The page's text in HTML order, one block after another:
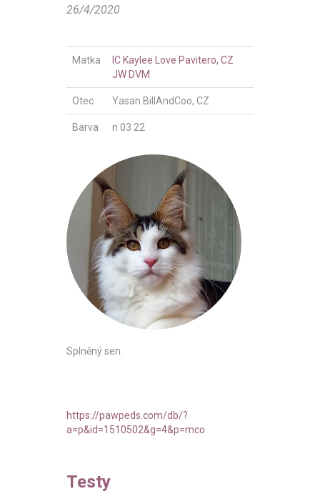
26/4/2020
Matka
IC Kaylee Love Pavitero, CZ
JW DVM
Otec Yasan BillAndCoo, CZ
Barva n 03 22
Splněný sen.
https://pawpeds.com/db/?
a=p&id=1510502&g=4&p=mco
Testy